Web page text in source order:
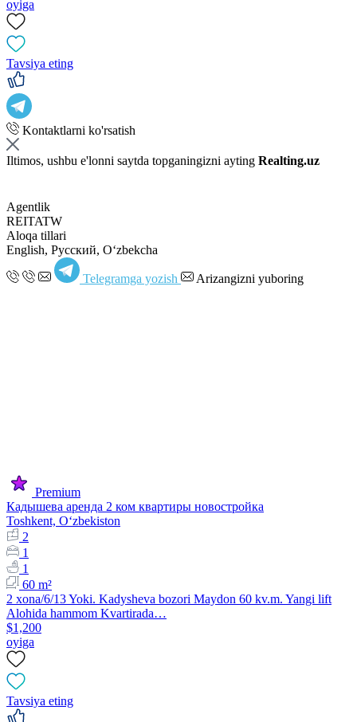
oyiga
Tavsiya eting
Kontaktlarni ko'rsatish
Iltimos, ushbu e'lonni saytda topganingizni ayting Realting.uz
Agentlik
REITATW
Aloqa tillari
English, Русский, Oʻzbekcha
Telegramga yozish Arizangizni yuboring
Premium
Кадышева аренда 2 ком квартиры новостройка
Toshkent, Oʻzbekiston
2
1
1
60 m²
2 xona/6/13 Yoki. Kadysheva bozori Maydon 60 kv.m. Yangi lift
Alohida hammom Kvartirada…
$1,200
oyiga
Tavsiya eting